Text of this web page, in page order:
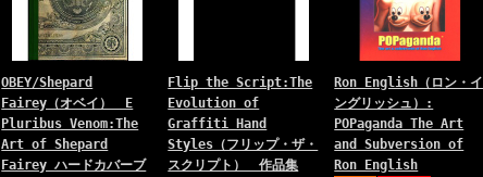
OBEY/Shepard
Fairey（オベイ） E
Pluribus Venom:The
Art of Shepard
Fairey ハードカバーブ
Flip the Script:The
Evolution of
Graffiti Hand
Styles（フリップ・ザ・
スクリプト） 作品集
Ron English（ロン・イ
ングリッシュ）:
POPaganda The Art
and Subversion of
Ron English